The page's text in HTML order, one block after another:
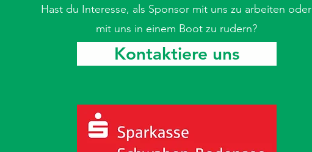
Hast du Interesse, als Sponsor mit uns zu arbeiten oder
mit uns in einem Boot zu rudern?
Kontaktiere uns